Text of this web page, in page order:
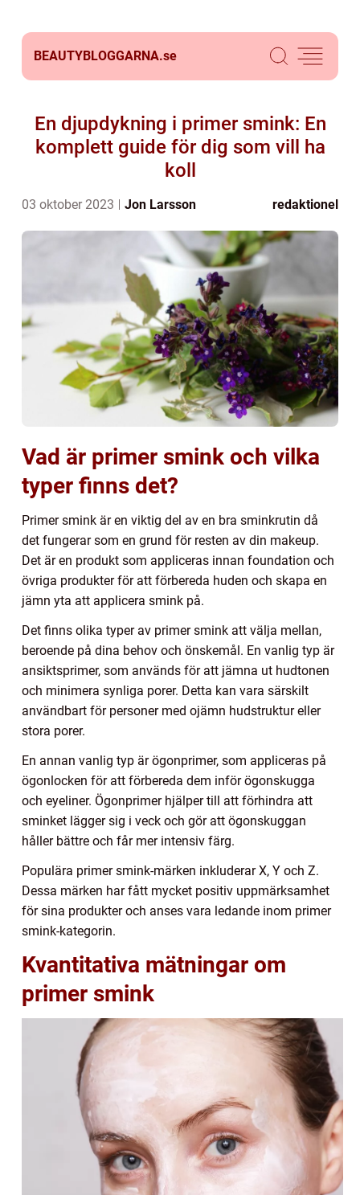
BEAUTYBLOGGARNA.se
En djupdykning i primer smink: En
komplett guide för dig som vill ha
koll
03 oktober 2023 Jon Larsson redaktionel
Vad är primer smink och vilka
typer finns det?
Primer smink är en viktig del av en bra sminkrutin då
det fungerar som en grund för resten av din makeup.
Det är en produkt som appliceras innan foundation och
övriga produkter för att förbereda huden och skapa en
jämn yta att applicera smink på.
Det finns olika typer av primer smink att välja mellan,
beroende på dina behov och önskemål. En vanlig typ är
ansiktsprimer, som används för att jämna ut hudtonen
och minimera synliga porer. Detta kan vara särskilt
användbart för personer med ojämn hudstruktur eller
stora porer.
En annan vanlig typ är ögonprimer, som appliceras på
ögonlocken för att förbereda dem inför ögonskugga
och eyeliner. Ögonprimer hjälper till att förhindra att
sminket lägger sig i veck och gör att ögonskuggan
håller bättre och får mer intensiv färg.
Populära primer smink-märken inkluderar X, Y och Z.
Dessa märken har fått mycket positiv uppmärksamhet
för sina produkter och anses vara ledande inom primer
smink-kategorin.
Kvantitativa mätningar om
primer smink